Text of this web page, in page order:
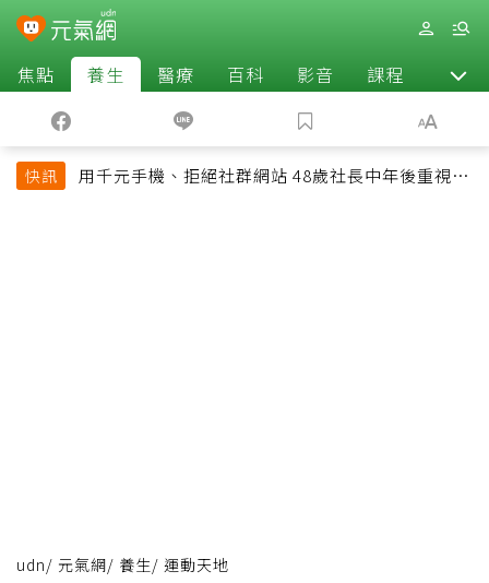
焦點 養生 醫療 百科 影音 課程 退休
快訊
用千元手機、拒絕社群網站 48歲社長中年後重視和
udn/ 元氣網/ 養生/ 運動天地